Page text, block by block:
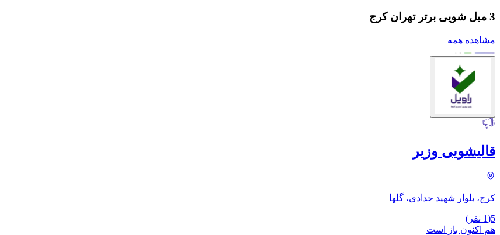
3 مبل شویی برتر تهران کرج
مشاهده همه
قالیشویی وزیر
کرج، بلوار شهید حدادی، گلها
5
(
1 نفر)
هم اکنون باز است